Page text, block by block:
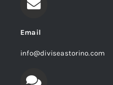
Email
info@diviseastorino.com